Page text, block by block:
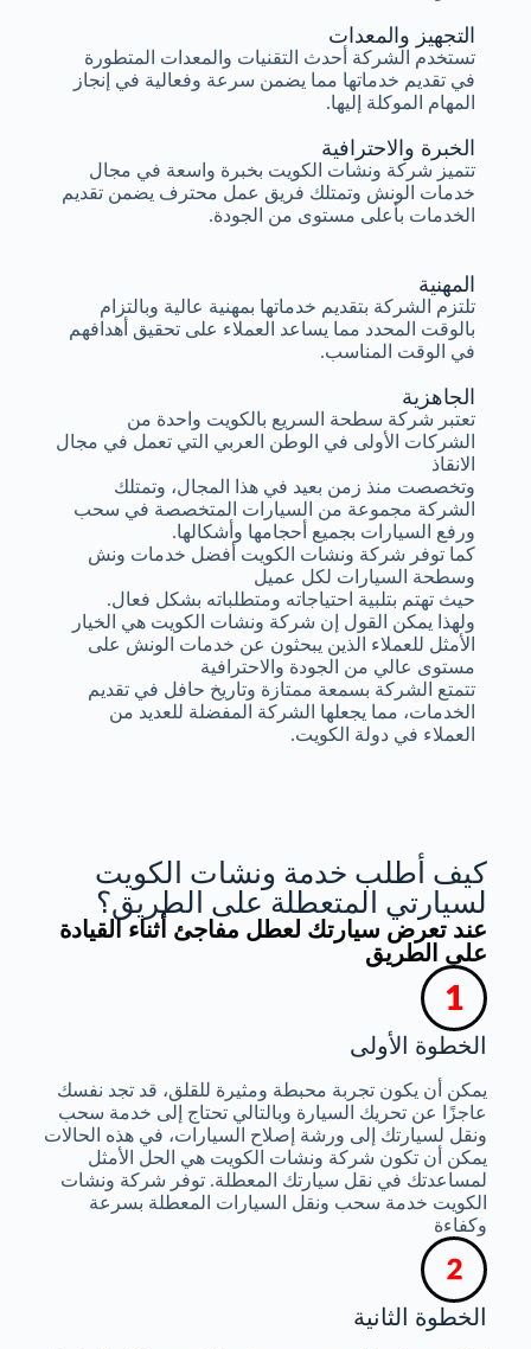
الخبرة والاحترافية
تتميز شركة ونشات الكويت بخبرة واسعة في مجال
خدمات الونش وتمتلك فريق عمل محترف يضمن تقديم
الخدمات بأعلى مستوى من الجودة.
التجهيز والمعدات
تستخدم الشركة أحدث التقنيات والمعدات المتطورة
في تقديم خدماتها مما يضمن سرعة وفعالية في إنجاز
المهام الموكلة إليها.
المهنية
تلتزم الشركة بتقديم خدماتها بمهنية عالية وبالتزام
بالوقت المحدد مما يساعد العملاء على تحقيق أهدافهم
في الوقت المناسب.
الجاهزية
تعتبر شركة سطحة السريع بالكويت واحدة من
الشركات الأولى في الوطن العربي التي تعمل في مجال
الانقاذ
وتخصصت منذ زمن بعيد في هذا المجال، وتمتلك
الشركة مجموعة من السيارات المتخصصة في سحب
ورفع السيارات بجميع أحجامها وأشكالها.
كما توفر شركة ونشات الكويت أفضل خدمات ونش
وسطحة السيارات لكل عميل
حيث تهتم بتلبية احتياجاته ومتطلباته بشكل فعال.
ولهذا يمكن القول إن شركة ونشات الكويت هي الخيار
الأمثل للعملاء الذين يبحثون عن خدمات الونش على
مستوى عالي من الجودة والاحترافية
تتمتع الشركة بسمعة ممتازة وتاريخ حافل في تقديم
الخدمات، مما يجعلها الشركة المفضلة للعديد من
العملاء في دولة الكويت.
كيف أطلب خدمة ونشات الكويت
لسيارتي المتعطلة على الطريق؟
عند تعرض سيارتك لعطل مفاجئ أثناء القيادة
على الطريق
الخطوة الأولى
يمكن أن يكون تجربة محبطة ومثيرة للقلق، قد تجد نفسك
عاجزًا عن تحريك السيارة وبالتالي تحتاج إلى خدمة سحب
ونقل لسيارتك إلى ورشة إصلاح السيارات، في هذه الحالات
يمكن أن تكون شركة ونشات الكويت هي الحل الأمثل
لمساعدتك في نقل سيارتك المعطلة. توفر شركة ونشات
الكويت خدمة سحب ونقل السيارات المعطلة بسرعة
وكفاءة
الخطوة الثانية